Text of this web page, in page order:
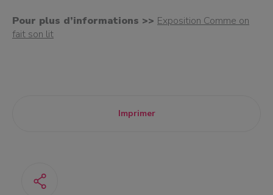
Pour plus d’informations >> Exposition Comme on
fait son lit
Imprimer